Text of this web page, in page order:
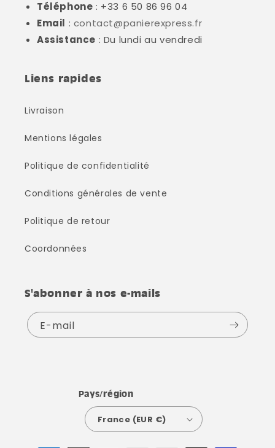
Téléphone : +33 6 50 86 96 04
Email : contact@panierexpress.fr
Assistance : Du lundi au vendredi
Liens rapides
Livraison
Mentions légales
Politique de confidentialité
Conditions générales de vente
Politique de retour
Coordonnées
S'abonner à nos e-mails
E-mail
Pays/région
France (EUR €)